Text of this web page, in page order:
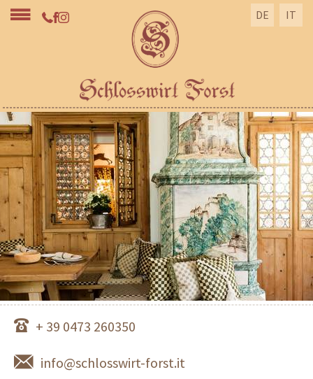
DE IT
+ 39 0473 260350
info@schlosswirt-forst.it